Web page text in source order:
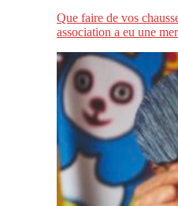
Que faire de vos
association a eu une